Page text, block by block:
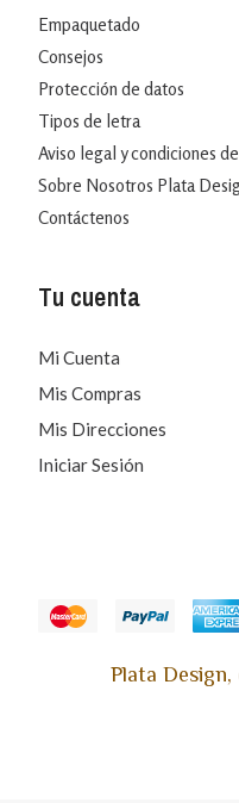
Empaquetado
Consejos
Protección de datos
Tipos de letra
Aviso legal y condiciones
Sobre Nosotros Plata
Contáctenos
Tu cuenta
Mi Cuenta
Mis Compras
Mis Direcciones
Iniciar Sesión
Plata